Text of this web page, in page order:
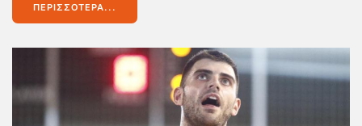
ΠΕΡΙΣΣΌΤΕΡΑ...